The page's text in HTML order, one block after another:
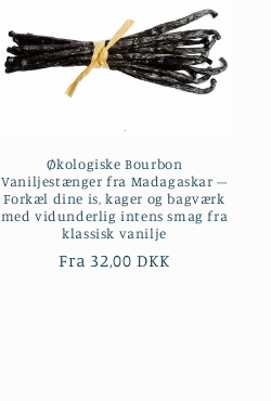
l
t
Økologiske Bourbon
Vaniljestænger fra Madagaskar –
Forkæl dine is, kager og bagværk
med vidunderlig intens smag fra
klassisk vanilje
Normalpris
Fra 32,00 DKK